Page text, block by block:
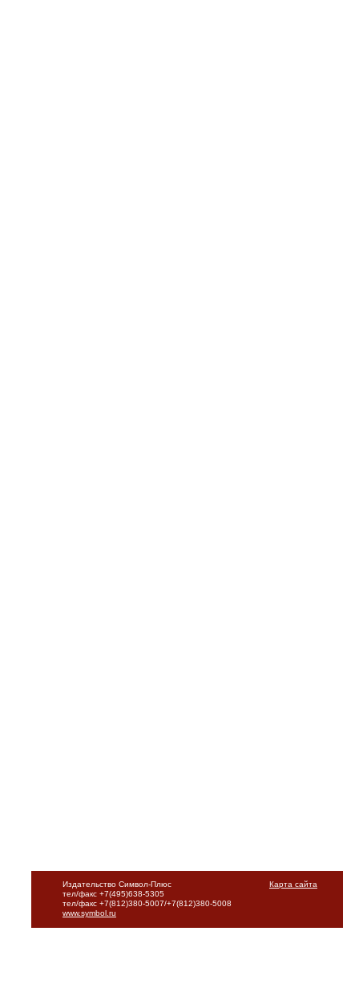
Карта сайта
Издательство Символ-Плюс
тел/факс +7(495)638-5305
тел/факс +7(812)380-5007/+7(812)380-5008
www.symbol.ru